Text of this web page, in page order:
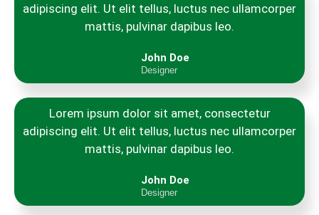
adipiscing elit. Ut elit tellus, luctus nec ullamcorper
mattis, pulvinar dapibus leo.
John Doe
Designer
Lorem ipsum dolor sit amet, consectetur
adipiscing elit. Ut elit tellus, luctus nec ullamcorper
mattis, pulvinar dapibus leo.
John Doe
Designer